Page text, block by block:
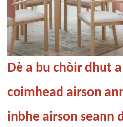
Dè a bu chòir dhut
coimhead airson
inbhe airson seann